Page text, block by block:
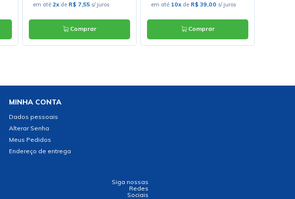
em até 2xde R$ 7,55s/ juros
Comprar
em até 10xde R$ 39,00 s/ juros
Comprar
MINHA CONTA
Dados pessoais
Alterar Senha
Meus Pedidos
Endereço de entrega
Siga nossas
Redes
Sociais